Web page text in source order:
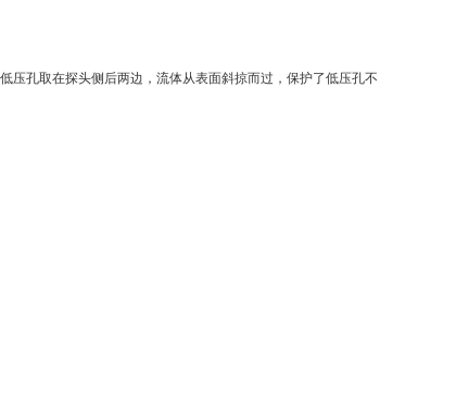
孔取在探头侧后两边，流体从表面斜掠而过，保护了低压孔不